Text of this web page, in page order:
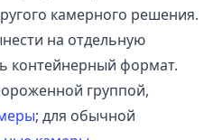
камерного решения.
на отдельную
контейнерный формат.
группой,
; для обычной